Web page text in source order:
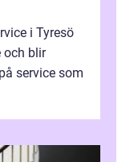
i Tyresö
och blir
service som